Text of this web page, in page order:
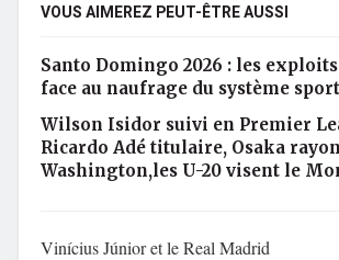
VOUS AIMEREZ PEUT-ÊTRE AUSSI
Santo Domingo 2026 : les
face au naufrage du système
Wilson Isidor suivi en Premier
Ricardo Adé titulaire, Osaka
Washington,les U-20 visent le
Vinícius Júnior et le Real Madrid